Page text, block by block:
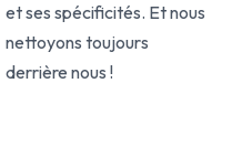
et ses spécificités. Et nous
nettoyons toujours
derrière nous !